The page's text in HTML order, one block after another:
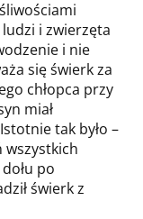
i zwierzęta
i nie
się świerk za
chłopca przy
miał
tak było –
wszystkich
po
świerk z